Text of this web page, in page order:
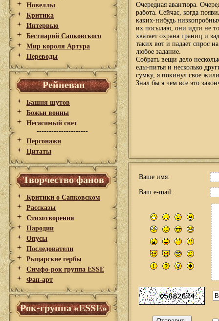
Новеллы
Критика
Интервью
Бестиарий Сапковского
Мир короля Артура
Переводы
Рейневан
Башня шутов
Божьи воины
Негасимый свет
---------------------
Персонажи
Цитаты
Творчество фанов
Критики о Сапковском
Рассказы
Стихотворения
Пародии
Опусы
Последователи
Рыцарские гербы
Симфо-рок группа ESSE
Фан-арт
Рок-группа «ESSE»
Очередная авантюра.
работа. Сейчас, когда
каких-нибудь
их посылаю, они идти не
хватает охрана границ и
таких вот и падает спрос
любое задание.
Собрать вещи дело
еды-питья и несколько
сумку, я покинул свое
Знал бы я чем все это
Ваше имя:
Ваш e-mail: